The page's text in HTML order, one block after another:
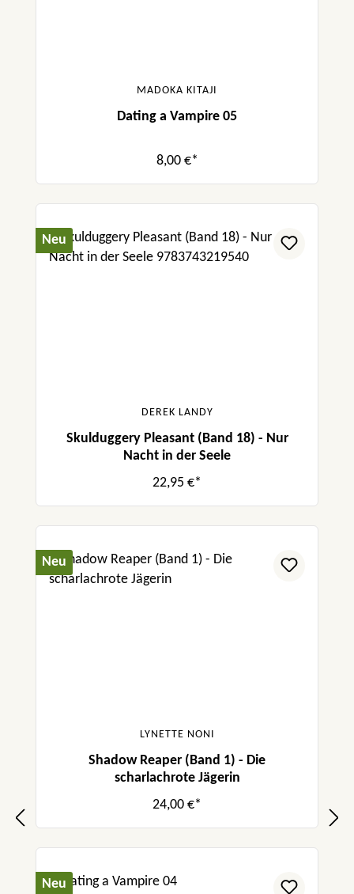
MADOKA KITAJI
Dating a Vampire 05
8,00 €*
Neu
DEREK LANDY
Skulduggery Pleasant (Band 18) - Nur
Nacht in der Seele
22,95 €*
Neu
LYNETTE NONI
Shadow Reaper (Band 1) - Die
scharlachrote Jägerin
24,00 €*
Neu